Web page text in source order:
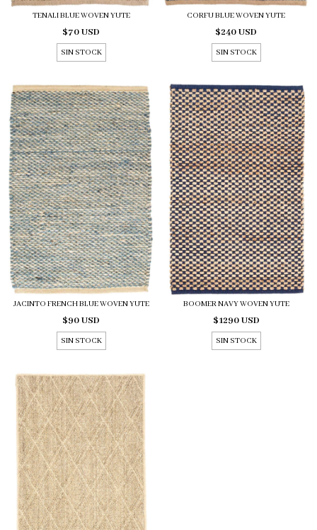
TENALI BLUE WOVEN YUTE
$70 USD
SIN STOCK
CORFU BLUE WOVEN YUTE
$240 USD
SIN STOCK
JACINTO FRENCH BLUE WOVEN YUTE
$90 USD
SIN STOCK
BOOMER NAVY WOVEN YUTE
$1290 USD
SIN STOCK